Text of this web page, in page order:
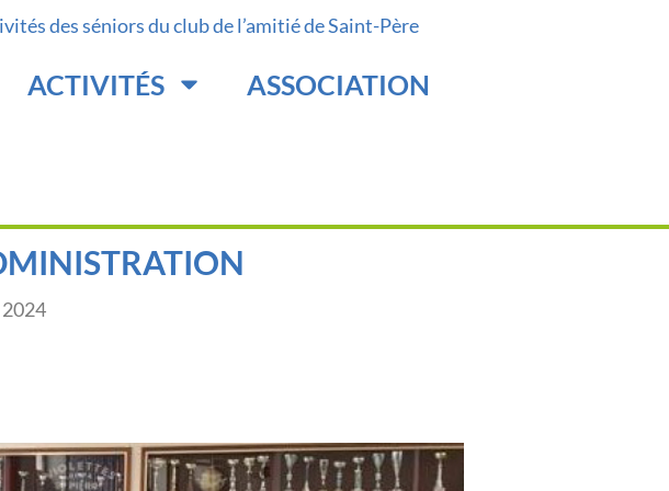
des séniors du club de l’amitié de Saint-Père
ACTIVITÉS ASSOCIATION